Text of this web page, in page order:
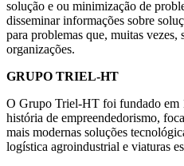
solução e ou minimização de
disseminar informações sobre
para problemas que, muitas vezes,
organizações.
GRUPO TRIEL-HT
O Grupo Triel-HT foi fundado em
história de empreendedorismo,
mais modernas soluções
logística agroindustrial e viaturas